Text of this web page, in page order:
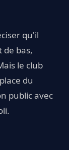
qu'il
de bas,
le club
du
public avec